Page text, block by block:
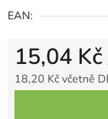
hvězdiček.
EAN:
15,04 Kč
18,20 Kč včetně